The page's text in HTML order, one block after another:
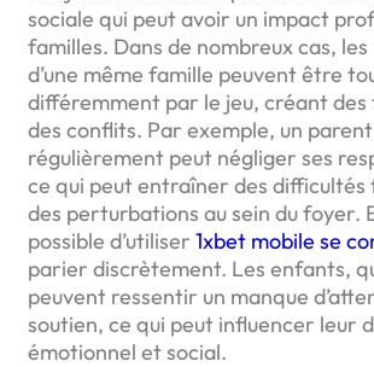
sociale qui peut avoir un impact
familles. Dans de nombreux cas,
d’une même famille peuvent être
différemment par le jeu, créant des
des conflits. Par exemple, un
régulièrement peut négliger ses
ce qui peut entraîner des difficultés
des perturbations au sein du foyer.
possible d’utiliser 1xbet mobile se
parier discrètement. Les enfants,
peuvent ressentir un manque
soutien, ce qui peut influencer leur
émotionnel et social.